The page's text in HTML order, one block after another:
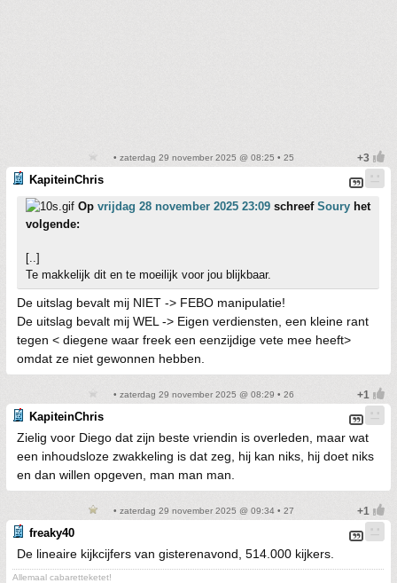
• zaterdag 29 november 2025 @ 08:25 • 25
KapiteinChris
Op vrijdag 28 november 2025 23:09 schreef Soury het
volgende:
[..]
Te makkelijk dit en te moeilijk voor jou blijkbaar.
De uitslag bevalt mij NIET -> FEBO manipulatie!
De uitslag bevalt mij WEL -> Eigen verdiensten, een kleine rant
tegen < diegene waar freek een eenzijdige vete mee heeft>
omdat ze niet gewonnen hebben.
• zaterdag 29 november 2025 @ 08:29 • 26
KapiteinChris
Zielig voor Diego dat zijn beste vriendin is overleden, maar wat
een inhoudsloze zwakkeling is dat zeg, hij kan niks, hij doet niks
en dan willen opgeven, man man man.
• zaterdag 29 november 2025 @ 09:34 • 27
freaky40
De lineaire kijkcijfers van gisterenavond, 514.000 kijkers.
Allemaal cabaretteketet!